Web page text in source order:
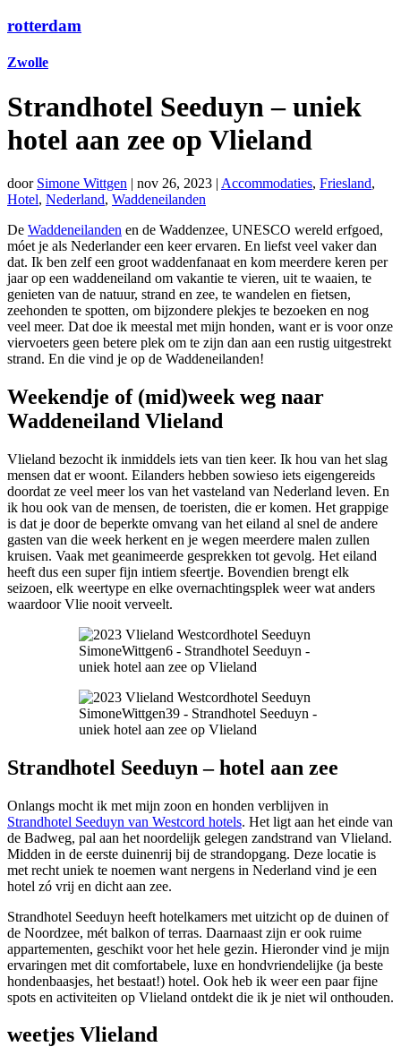
rotterdam
Zwolle
Strandhotel Seeduyn – uniek
hotel aan zee op Vlieland
door Simone Wittgen | nov 26, 2023 | Accommodaties, Friesland,
Hotel, Nederland, Waddeneilanden
De Waddeneilanden en de Waddenzee, UNESCO wereld erfgoed,
móet je als Nederlander een keer ervaren. En liefst veel vaker dan
dat. Ik ben zelf een groot waddenfanaat en kom meerdere keren per
jaar op een waddeneiland om vakantie te vieren, uit te waaien, te
genieten van de natuur, strand en zee, te wandelen en fietsen,
zeehonden te spotten, om bijzondere plekjes te bezoeken en nog
veel meer. Dat doe ik meestal met mijn honden, want er is voor onze
viervoeters geen betere plek om te zijn dan aan een rustig uitgestrekt
strand. En die vind je op de Waddeneilanden!
Weekendje of (mid)week weg naar
Waddeneiland Vlieland
Vlieland bezocht ik inmiddels iets van tien keer. Ik hou van het slag
mensen dat er woont. Eilanders hebben sowieso iets eigengereids
doordat ze veel meer los van het vasteland van Nederland leven. En
ik hou ook van de mensen, de toeristen, die er komen. Het grappige
is dat je door de beperkte omvang van het eiland al snel de andere
gasten van die week herkent en je wegen meerdere malen zullen
kruisen. Vaak met geanimeerde gesprekken tot gevolg. Het eiland
heeft dus een super fijn intiem sfeertje. Bovendien brengt elk
seizoen, elk weertype en elke overnachtingsplek weer wat anders
waardoor Vlie nooit verveelt.
Strandhotel Seeduyn – hotel aan zee
Onlangs mocht ik met mijn zoon en honden verblijven in
Strandhotel Seeduyn van Westcord hotels. Het ligt aan het einde van
de Badweg, pal aan het noordelijk gelegen zandstrand van Vlieland.
Midden in de eerste duinenrij bij de strandopgang. Deze locatie is
met recht uniek te noemen want nergens in Nederland vind je een
hotel zó vrij en dicht aan zee.
Strandhotel Seeduyn heeft hotelkamers met uitzicht op de duinen of
de Noordzee, mét balkon of terras. Daarnaast zijn er ook ruime
appartementen, geschikt voor het hele gezin. Hieronder vind je mijn
ervaringen met dit comfortabele, luxe en hondvriendelijke (ja beste
hondenbaasjes, het bestaat!) hotel. Ook heb ik weer een paar fijne
spots en activiteiten op Vlieland ontdekt die ik je niet wil onthouden.
weetjes Vlieland